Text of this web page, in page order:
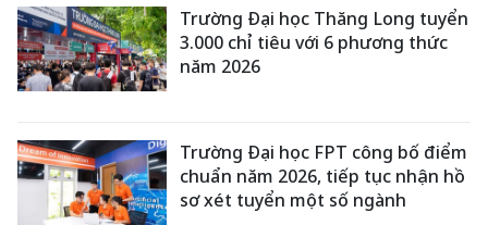
Trường Đại học Thăng Long tuyển
3.000 chỉ tiêu với 6 phương thức
năm 2026
Trường Đại học FPT công bố điểm
chuẩn năm 2026, tiếp tục nhận hồ
sơ xét tuyển một số ngành